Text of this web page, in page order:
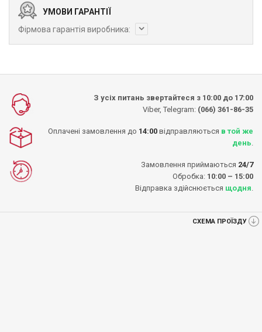
УМОВИ ГАРАНТІЇ
Фірмова гарантія виробника:
З усіх питань звертайтеся з 10:00 до 17:00
Viber, Telegram: (066) 361-86-35
Оплачені замовлення до 14:00 відправляються в той же
день
Замовлення приймаються 24/7
Обробка: 10:00 – 15:00
Відправка здійснюється щодня
СХЕМА ПРОЇЗДУ